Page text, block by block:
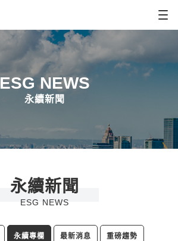
ESG NEWS
永續新聞
永續新聞
ESG NEWS
永續專欄 最新消息 重磅趨勢